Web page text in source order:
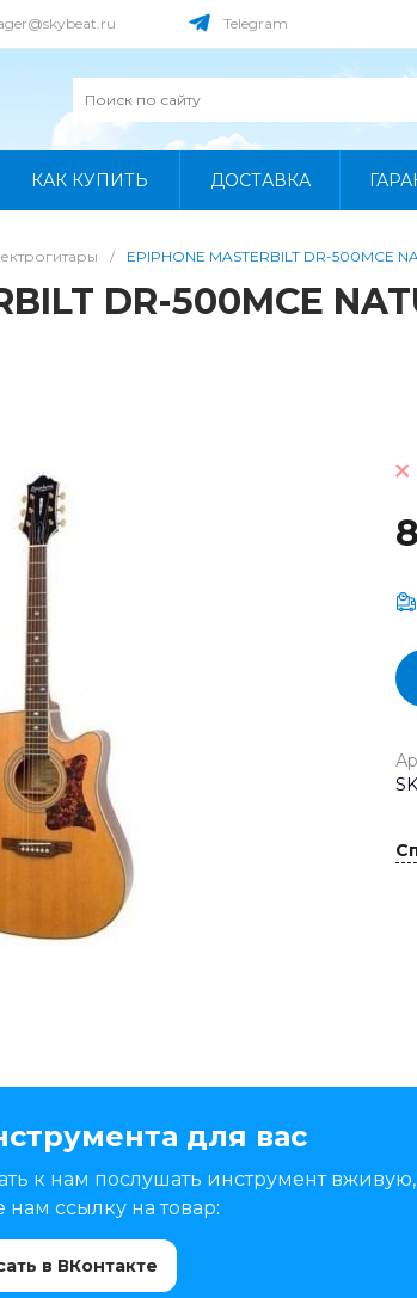
Telegram
КАК КУПИТЬ ДОСТАВКА
/ EPIPHONE MASTERBILT DR-500MCE
DR-500MCE
для вас
к нам послушать инструмент
ссылку на товар:
в ВКонтакте